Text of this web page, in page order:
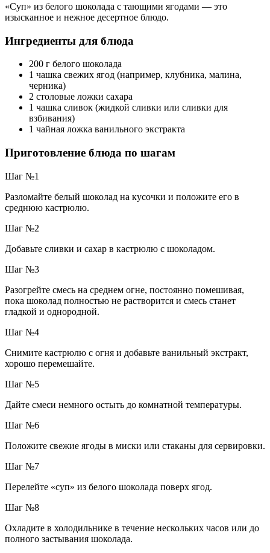
«Суп» из белого шоколада с тающими ягодами — это
изысканное и нежное десертное блюдо.
Ингредиенты для блюда
200 г белого шоколада
1 чашка свежих ягод (например, клубника, малина,
черника)
2 столовые ложки сахара
1 чашка сливок (жидкой сливки или сливки для
взбивания)
1 чайная ложка ванильного экстракта
Приготовление блюда по шагам
Шаг №1
Разломайте белый шоколад на кусочки и положите его в
среднюю кастрюлю.
Шаг №2
Добавьте сливки и сахар в кастрюлю с шоколадом.
Шаг №3
Разогрейте смесь на среднем огне, постоянно помешивая,
пока шоколад полностью не растворится и смесь станет
гладкой и однородной.
Шаг №4
Снимите кастрюлю с огня и добавьте ванильный экстракт,
хорошо перемешайте.
Шаг №5
Дайте смеси немного остыть до комнатной температуры.
Шаг №6
Положите свежие ягоды в миски или стаканы для сервировки.
Шаг №7
Перелейте «суп» из белого шоколада поверх ягод.
Шаг №8
Охладите в холодильнике в течение нескольких часов или до
полного застывания шоколада.